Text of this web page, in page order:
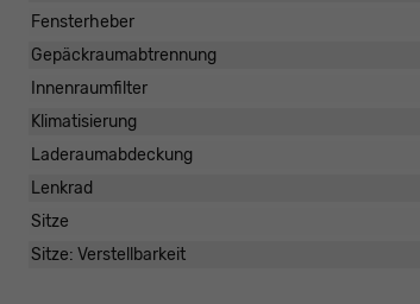
Fensterheber
Gepäckraumabtrennung
Innenraumfilter
Klimatisierung
Laderaumabdeckung
Lenkrad
Sitze
Sitze: Verstellbarkeit